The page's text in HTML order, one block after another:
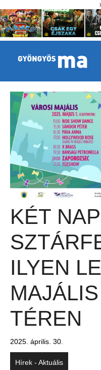
KÉT
ILYEN
TÉREN
2025. április. 30.
Hírek - Aktuális